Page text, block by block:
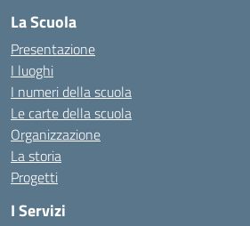
La Scuola
Presentazione
I luoghi
I numeri della scuola
Le carte della scuola
Organizzazione
La storia
Progetti
I Servizi